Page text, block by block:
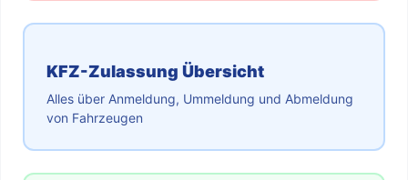
KFZ-Zulassung Übersicht
Alles über Anmeldung, Ummeldung und Abmeldung
von Fahrzeugen